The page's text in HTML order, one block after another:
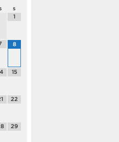
s
1
8
15
22
29